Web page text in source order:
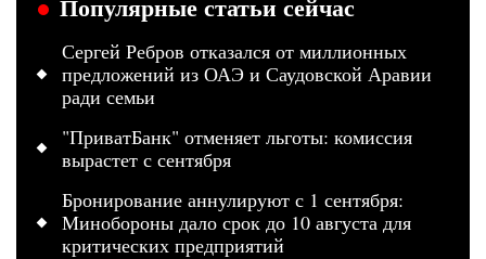
Сергей Ребров отказался от миллионных
предложений из ОАЭ и Саудовской Аравии
ради семьи
"ПриватБанк" отменяет льготы: комиссия
вырастет с сентября
Бронирование аннулируют с 1 сентября:
Минобороны дало срок до 10 августа для
критических предприятий